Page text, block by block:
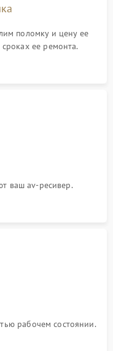
поломку и цену ее
ее ремонта.
ваш av-ресивер.
рабочем состоянии.